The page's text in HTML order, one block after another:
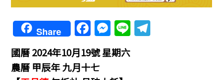
Share F
a
c
e
M
e
ss
e
Li
n
國曆 2024年10月19號 星期六
農曆 甲辰年 九月十七